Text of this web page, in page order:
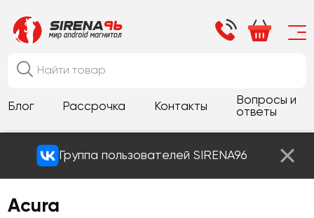
Блог Рассрочка Контакты
Вопросы и
ответы
Группа пользователей SIRENA96
Acura